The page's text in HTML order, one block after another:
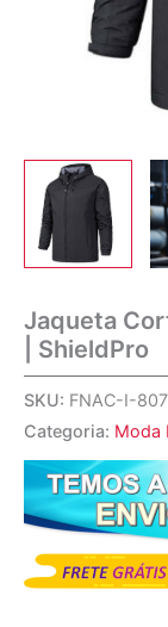
Jaqueta
| ShieldPro
SKU: FNAC-I-
Categoria: Moda